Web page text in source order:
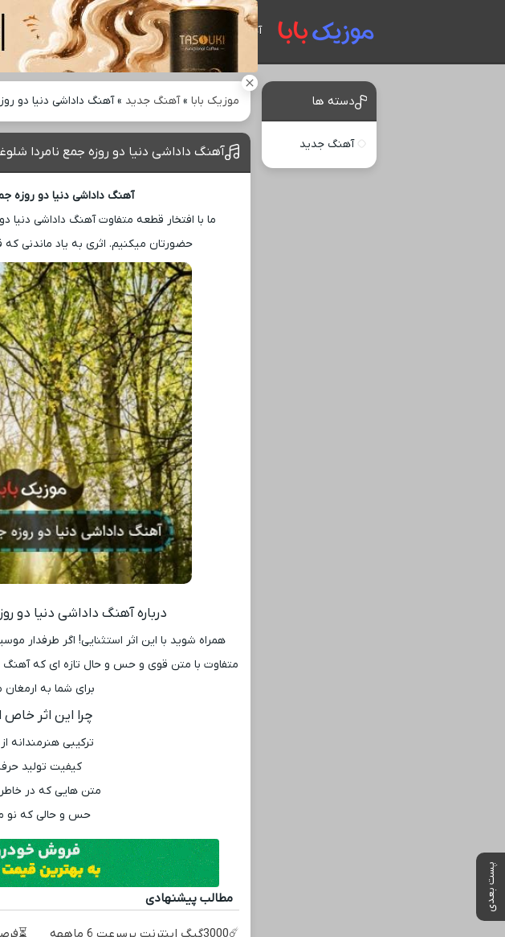
آهنگ های جدید
موزیک بابا »آهنگ جدید »آهنگ داداشی دنیا دو
پست بعدی
آهنگ داداشی دنیا دو روزه جمع نامردا
آهنگ داداشی دنیا دو روزه
ما با افتخار قطعه متفاوت آهنگ داداشی دنیا
حضورتان میکنیم. اثری به یاد ماندنی
درباره آهنگ داداشی دنیا دو
همراه شوید با این اثر استثنایی! اگر طرفدار
متفاوت با متن قوی و حس و حال تازه ‌ای که آهنگ
برای شما به ارمغان
چرا این اثر
ترکیبی هنرمندانه
کیفیت تولید
متن‌ هایی که در خاطر
حس و حالی که نو
مطالب پیشنهادی
☄️3000گیگ اینترنت پرسرعت 6 ماههه
دسته ها
آهنگ جدید